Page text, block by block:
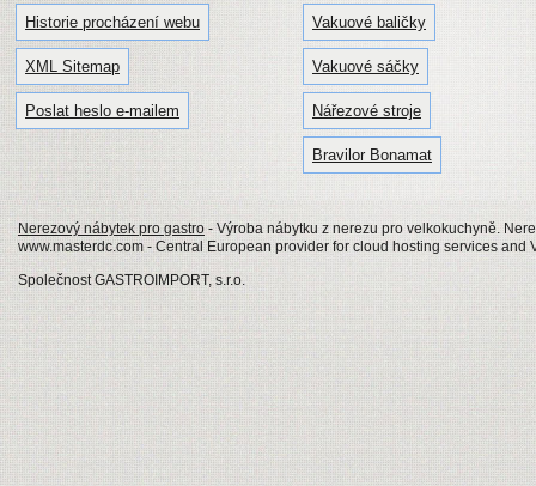
Historie procházení webu
XML Sitemap
Poslat heslo e-mailem
Vakuové baličky
Vakuové sáčky
Nářezové stroje
Bravilor Bonamat
Nerezový nábytek pro gastro - Výroba nábytku z nerezu pro velkokuchyně.
www.masterdc.com - Central European provider for cloud hosting services
Společnost GASTROIMPORT, s.r.o.